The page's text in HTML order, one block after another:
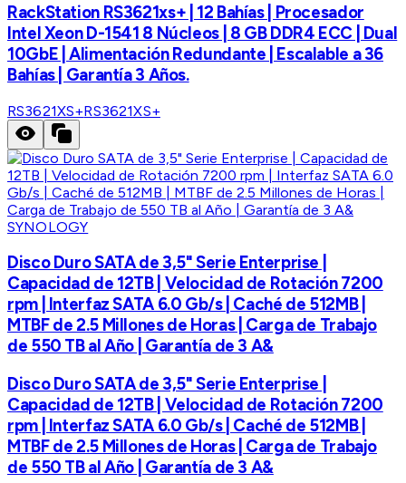
RackStation RS3621xs+ | 12 Bahías | Procesador
Intel Xeon D-1541 8 Núcleos | 8 GB DDR4 ECC | Dual
10GbE | Alimentación Redundante | Escalable a 36
Bahías | Garantía 3 Años.
RS3621XS+RS3621XS+
SYNOLOGY
Disco Duro SATA de 3,5" Serie Enterprise |
Capacidad de 12TB | Velocidad de Rotación 7200
rpm | Interfaz SATA 6.0 Gb/s | Caché de 512MB |
MTBF de 2.5 Millones de Horas | Carga de Trabajo
de 550 TB al Año | Garantía de 3 A&
Disco Duro SATA de 3,5" Serie Enterprise |
Capacidad de 12TB | Velocidad de Rotación 7200
rpm | Interfaz SATA 6.0 Gb/s | Caché de 512MB |
MTBF de 2.5 Millones de Horas | Carga de Trabajo
de 550 TB al Año | Garantía de 3 A&